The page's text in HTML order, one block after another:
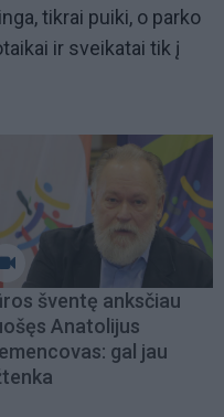
tikrai puiki, o parko
ir sveikatai tik į
šventę anksčiau
Anatolijus
gal jau